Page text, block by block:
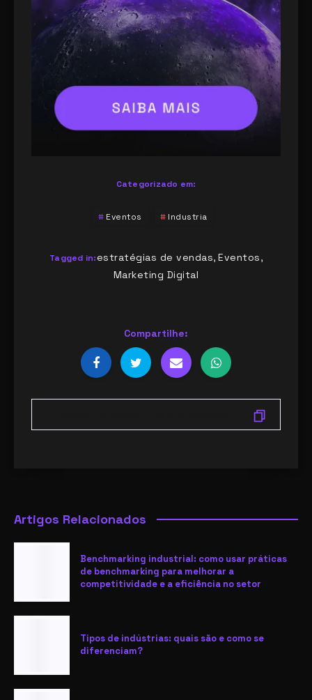
Categorizado em:
Eventos Industria
Tagged in:estratégias de vendas, Eventos,
Marketing Digital
Compartilhe:
Artigos Relacionados
Benchmarking industrial: como usar práticas
de benchmarking para melhorar a
competitividade e a eficiência no setor
Tipos de indústrias: quais são e como se
diferenciam?